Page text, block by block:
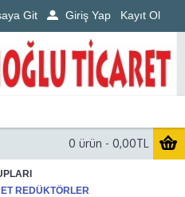
Git Giriş Yap Kayıt Ol
0 ürün - 0,00TL
REDÜKTÖRLER